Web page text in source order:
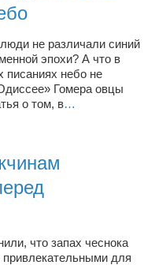
отделение КП Сумская
дистрибьюторов
— кафе
не различали синий
эпохи? А что в
писаниях небо не
Гомера овцы
о том, в…
что запах чеснока
для